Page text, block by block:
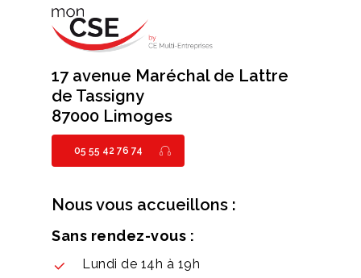
17 avenue Maréchal de Lattre
de Tassigny
87000 Limoges
05 55 42 76 74
Nous vous accueillons :
Sans rendez-vous :
Lundi de 14h à 19h